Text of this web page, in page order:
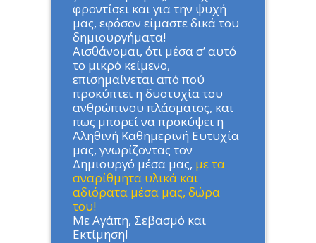
φροντίσει και για την ψυχή
μας, εφόσον είμαστε δικά του
δημιουργήματα!
Αισθάνομαι, ότι μέσα σ’ αυτό
το μικρό κείμενο,
επισημαίνεται από πού
προκύπτει η δυστυχία του
ανθρώπινου πλάσματος, και
πως μπορεί να προκύψει η
Αληθινή Καθημερινή Ευτυχία
μας, γνωρίζοντας τον
Δημιουργό μέσα μας, με τα
αναρίθμητα υλικά και
αδιόρατα μέσα μας, δώρα
του!
Με Αγάπη, Σεβασμό και
Εκτίμηση!